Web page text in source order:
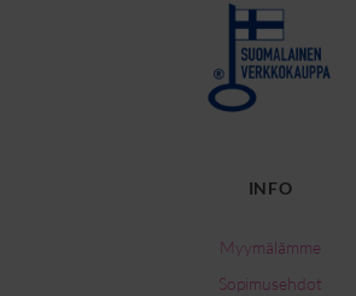
INFO
Myymälämme
Sopimusehdot